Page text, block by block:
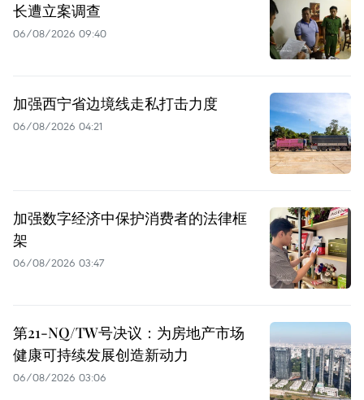
长遭立案调查
06/08/2026 09:40
加强西宁省边境线走私打击力度
06/08/2026 04:21
加强数字经济中保护消费者的法律框
架
06/08/2026 03:47
第21-NQ/TW号决议：为房地产市场
健康可持续发展创造新动力
06/08/2026 03:06